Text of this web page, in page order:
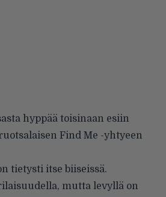
hyppää toisinaan esiin
Find Me -yhtyeen
tietysti itse biiseissä.
mutta levyllä on